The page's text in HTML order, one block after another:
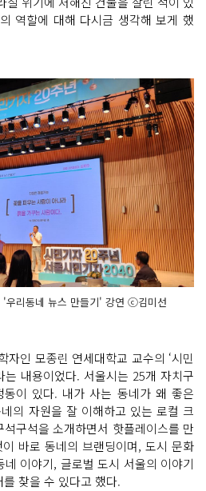
역할에 대해 다시금 생각해 보게 했
'우리동네 뉴스 만들기' 강연 ⓒ김미선
자인 모종린 연세대학교 교수의 ‘시민
는 내용이었다. 서울시는 25개 자치구
이 있다. 내가 사는 동네가 왜 좋은
의 자원을 잘 이해하고 있는 로컬 크
구석을 소개하면서 핫플레이스를 만
바로 동네의 브랜딩이며, 도시 문화
이야기, 글로벌 도시 서울의 이야기
찾을 수 있다고 했다.